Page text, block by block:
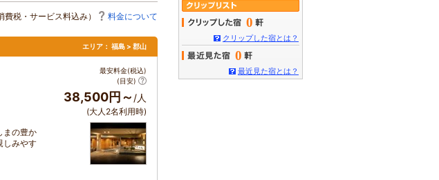
税・サービス料込み） 料金について
エリア： 福島 > 郡山
まの豊か
しみやす
最安料金(税込)
(目安)
38,500円～ /人
(大人2名利用時)
0
クリップした宿とは？
0
最近見た宿とは？